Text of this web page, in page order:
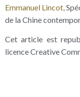
Emmanuel Lincot ,
de la Chine
Cet article est
licence Creative